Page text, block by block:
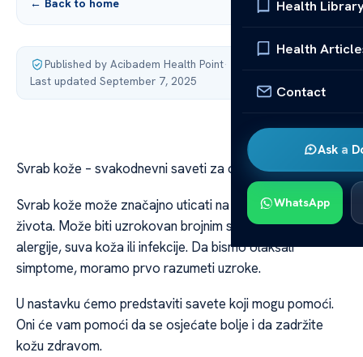
Health
Health
Contact
Ask a
WhatsApp
← Back to home
Published by Acibadem Health Point·
Last updated September 7, 2025
Svrab kože – svakodnevni saveti za olakšanje
Svrab kože može značajno uticati na kvalitet našeg
života. Može biti uzrokovan brojnim stvarima, kao što su
alergije, suva koža ili infekcije. Da bismo olakšali
simptome, moramo prvo razumeti uzroke.
U nastavku ćemo predstaviti savete koji mogu pomoći.
Oni će vam pomoći da se osjećate bolje i da zadržite
kožu zdravom.